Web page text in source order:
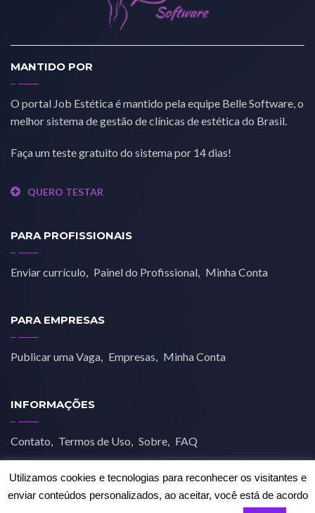
MANTIDO POR
O portal Job Estética é mantido pela equipe Belle Software, o
melhor sistema de gestão de clínicas de estética do Brasil.
Faça um teste gratuito do sistema por 14 dias!
QUERO TESTAR
PARA PROFISSIONAIS
Enviar currículo Painel do Profissional Minha Conta
PARA EMPRESAS
Publicar uma Vaga Empresas Minha Conta
INFORMAÇÕES
Contato Termos de Uso Sobre FAQ
Utilizamos cookies e tecnologias para reconhecer os visitantes e
enviar conteúdos personalizados, ao aceitar, você está de acordo